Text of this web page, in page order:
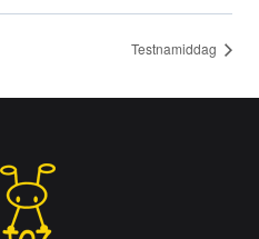
Testnamiddag